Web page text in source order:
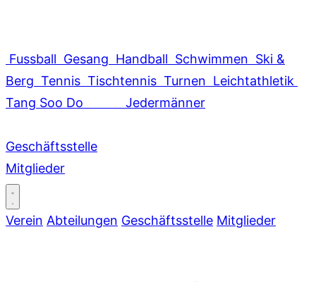
Fussball Gesang Handball Schwimmen Ski &
Berg Tennis Tischtennis Turnen Leichtathletik
Tang Soo Do
Jedermänner
Geschäftsstelle
Mitglieder
Verein Abteilungen Geschäftsstelle Mitglieder